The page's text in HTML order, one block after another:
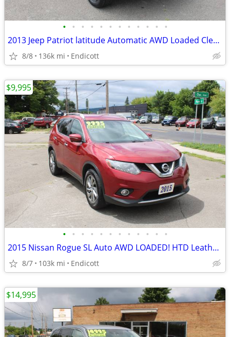
• • • • • • • • • • • •
2013 Jeep Patriot latitude Automatic AWD Loaded Clean Carfax!
8/8 136k mi Endicott
• • • • • • • • • • • •
2015 Nissan Rogue SL Auto AWD LOADED! HTD Leather! 1-Owner! 103K!
8/7 103k mi Endicott
$9,995
$14,995